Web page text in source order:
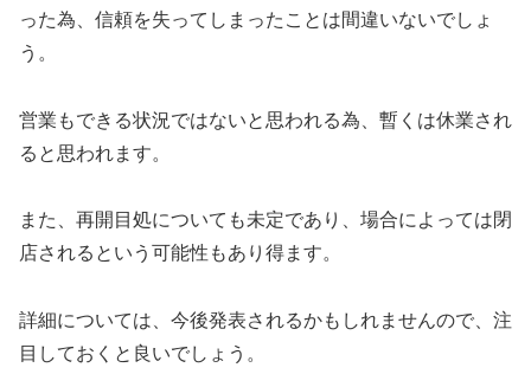
った為、信頼を失ってしまったことは間違いないでしょ
う。
営業もできる状況ではないと思われる為、暫くは休業され
ると思われます。
また、再開目処についても未定であり、場合によっては閉
店されるという可能性もあり得ます。
詳細については、今後発表されるかもしれませんので、注
目しておくと良いでしょう。